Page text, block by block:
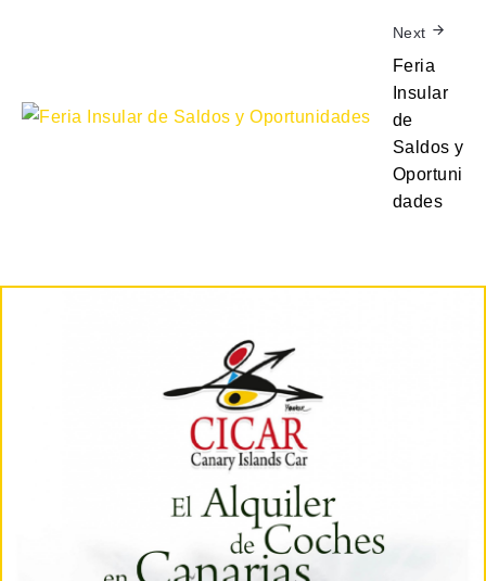
Next
Feria
Insular
de
Saldos y
Oportuni
dades